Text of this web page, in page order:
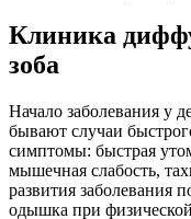
Клиника
зоба
Начало заболевания у
бывают случаи
симптомы: быстрая
мышечная слабость,
развития заболевания
одышка при